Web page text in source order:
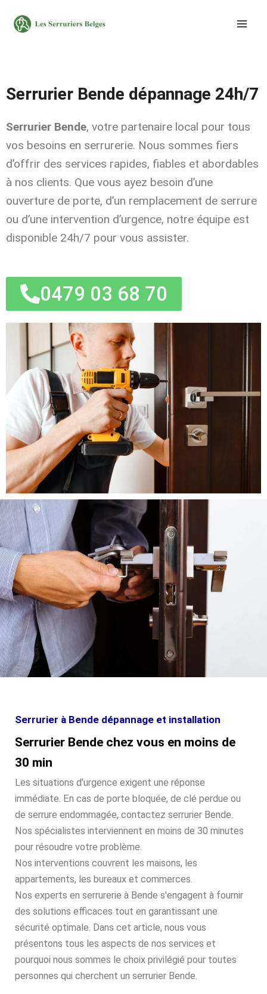
Serrurier Bende dépannage 24h/7
Serrurier Bende, votre partenaire local pour tous
vos besoins en serrurerie. Nous sommes fiers
d’offrir des services rapides, fiables et abordables
à nos clients. Que vous ayez besoin d’une
ouverture de porte, d’un remplacement de serrure
ou d’une intervention d’urgence, notre équipe est
disponible 24h/7 pour vous assister.
0479 03 68 70
Serrurier à Bende dépannage et installation
Serrurier Bende chez vous en moins de
30 min
Les situations d’urgence exigent une réponse
immédiate. En cas de porte bloquée, de clé perdue ou
de serrure endommagée, contactez serrurier Bende.
Nos spécialistes interviennent en moins de 30 minutes
pour résoudre votre problème.
Nos interventions couvrent les maisons, les
appartements, les bureaux et commerces.
Nos experts en serrurerie à Bende s'engagent à fournir
des solutions efficaces tout en garantissant une
sécurité optimale. Dans cet article, nous vous
présentons tous les aspects de nos services et
pourquoi nous sommes le choix privilégié pour toutes
personnes qui cherchent un serrurier Bende.